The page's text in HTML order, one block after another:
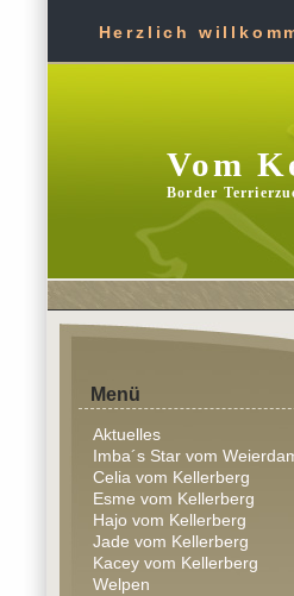
Herzlich
Vom
Border
Menü
Aktuelles
Imba´s Star vom
Celia vom Kellerberg
Esme vom Kellerberg
Hajo vom Kellerberg
Jade vom Kellerberg
Kacey vom Kellerberg
Welpen